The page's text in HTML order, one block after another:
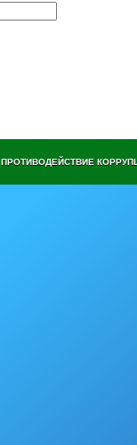
ПРОТИВОДЕЙСТВИЕ